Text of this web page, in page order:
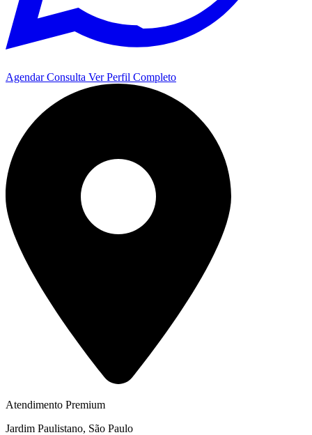
Agendar Consulta Ver Perfil Completo
Atendimento Premium
Jardim Paulistano, São Paulo